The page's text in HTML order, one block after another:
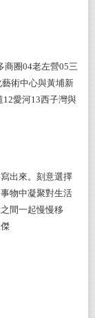
商圈04老左營05三
術中心與黃埔新
12愛河13西子灣與
出來。刻意選擇
物中凝聚對生活
間一起慢慢移